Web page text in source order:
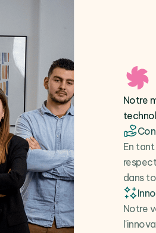
Notre
En
dans
Notre